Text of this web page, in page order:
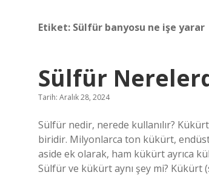
Etiket: Sülfür banyosu ne işe yarar
Sülfür
Tarih: Aralık 28, 2024
Sülfür nedir, nerede kullanılır?
biridir. Milyonlarca ton kükürt,
aside ek olarak, ham kükürt ayrıca
Sülfür ve kükürt aynı şey mi?